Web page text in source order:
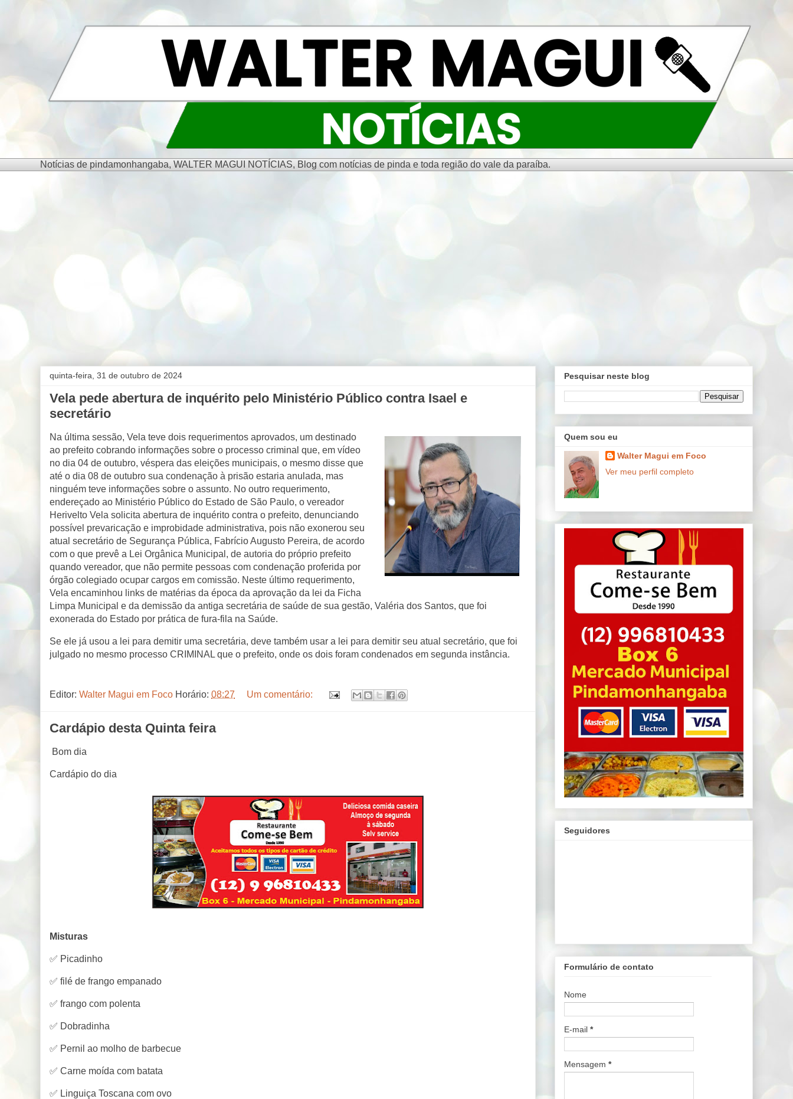
Notícias de pindamonhangaba, WALTER MAGUI NOTÍCIAS, Blog com notícias de pinda e toda região do vale da paraíba.
quinta-feira, 31 de outubro de 2024
Vela pede abertura de inquérito pelo Ministério Público contra Isael e
secretário
Na última sessão, Vela teve dois requerimentos aprovados, um destinado
ao prefeito cobrando informações sobre o processo criminal que, em vídeo
no dia 04 de outubro, véspera das eleições municipais, o mesmo disse que
até o dia 08 de outubro sua condenação à prisão estaria anulada, mas
ninguém teve informações sobre o assunto. No outro requerimento,
endereçado ao Ministério Público do Estado de São Paulo, o vereador
Herivelto Vela solicita abertura de inquérito contra o prefeito, denunciando
possível prevaricação e improbidade administrativa, pois não exonerou seu
atual secretário de Segurança Pública, Fabrício Augusto Pereira, de acordo
com o que prevê a Lei Orgânica Municipal, de autoria do próprio prefeito
quando vereador, que não permite pessoas com condenação proferida por
órgão colegiado ocupar cargos em comissão. Neste último requerimento,
Vela encaminhou links de matérias da época da aprovação da lei da Ficha
Limpa Municipal e da demissão da antiga secretária de saúde de sua gestão, Valéria dos Santos, que foi
exonerada do Estado por prática de fura-fila na Saúde.
Se ele já usou a lei para demitir uma secretária, deve também usar a lei para demitir seu atual secretário, que foi
julgado no mesmo processo CRIMINAL que o prefeito, onde os dois foram condenados em segunda instância.
Editor: Walter Magui em Foco Horário: 08:27 Um comentário:
Cardápio desta Quinta feira
Bom dia
Cardápio do dia
Misturas
✅ Picadinho
✅ filé de frango empanado
✅ frango com polenta
✅ Dobradinha
✅ Pernil ao molho de barbecue
✅ Carne moída com batata
✅ Linguiça Toscana com ovo
Pesquisar neste blog
Quem sou eu
Walter Magui em Foco
Ver meu perfil completo
Seguidores
Formulário de contato
Nome
E-mail *
Mensagem *